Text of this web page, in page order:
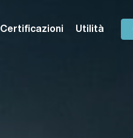
Certificazioni Utilità